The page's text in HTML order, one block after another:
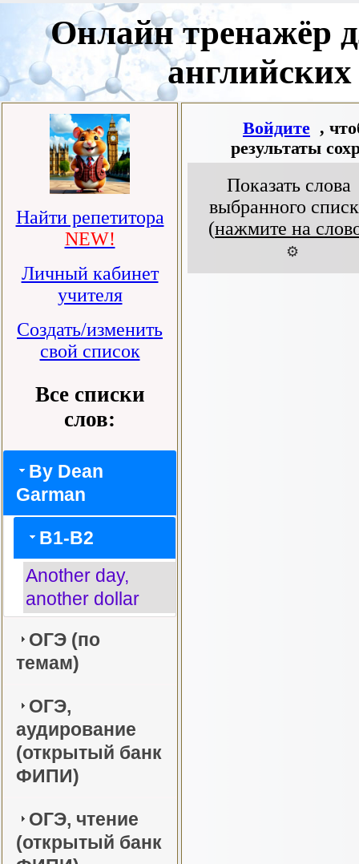
Онлайн тренажёр
английских
Найти репетитора
NEW!
Личный кабинет
учителя
Создать/изменить
свой список
Все списки
слов:
By Dean
Garman
B1-B2
Another day,
another dollar
ОГЭ (по
темам)
ОГЭ,
аудирование
(открытый банк
ФИПИ)
ОГЭ, чтение
(открытый банк
Войдите ,
результаты
Показать слова
выбранного
(нажмите на
⚙️